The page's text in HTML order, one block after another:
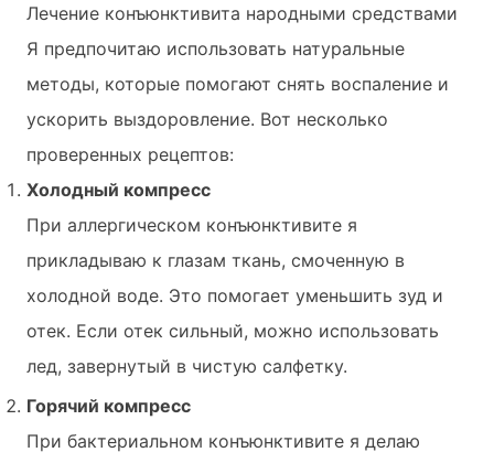
Лечение конъюнктивита народными средствами
Я предпочитаю использовать натуральные
методы, которые помогают снять воспаление и
ускорить выздоровление. Вот несколько
проверенных рецептов:
Холодный компресс
При аллергическом конъюнктивите я
прикладываю к глазам ткань, смоченную в
холодной воде. Это помогает уменьшить зуд и
отек. Если отек сильный, можно использовать
лед, завернутый в чистую салфетку.
Горячий компресс
При бактериальном конъюнктивите я делаю